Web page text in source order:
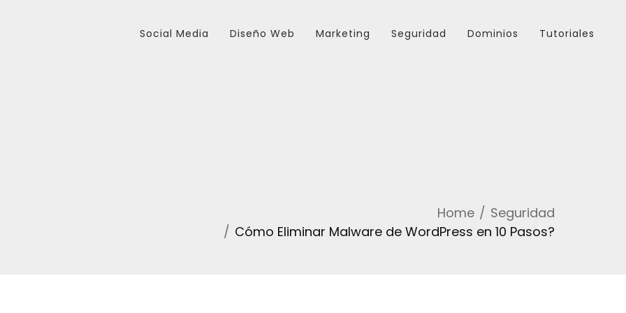
Social Media Diseño Web Marketing Seguridad Dominios Tutoriales
Home
Seguridad
Cómo Eliminar Malware de WordPress en 10 Pasos?